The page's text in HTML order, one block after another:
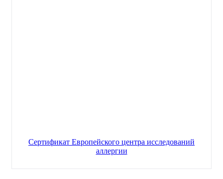
Сертификат Европейского центра исследований
аллергии